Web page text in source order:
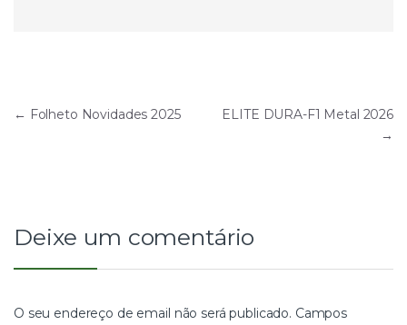
Navegação
← Folheto Novidades 2025
ELITE DURA-F1 Metal 2026
→
Deixe um comentário
O seu endereço de email não será publicado. Campos